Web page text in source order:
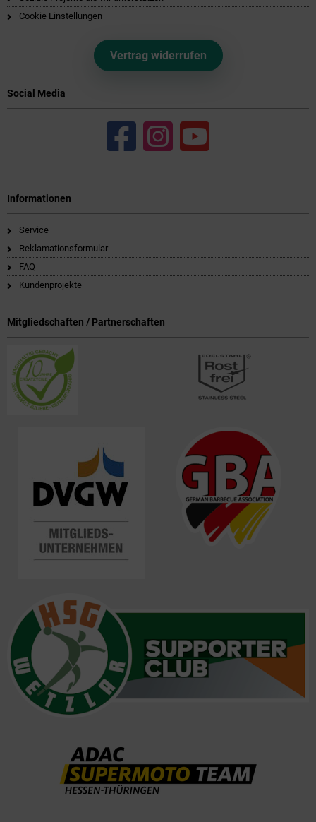
Cookie Einstellungen
Vertrag widerrufen
Social Media
Informationen
Service
Reklamationsformular
FAQ
Kundenprojekte
Mitgliedschaften / Partnerschaften